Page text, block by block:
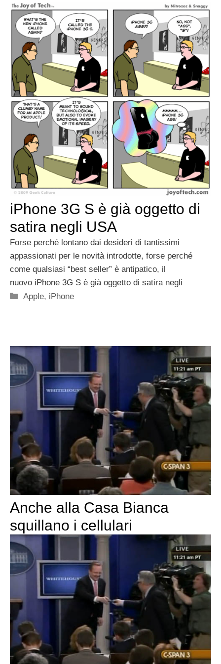
iPhone 3G S è già oggetto di
satira negli USA
Forse perché lontano dai desideri di tantissimi
appassionati per le novità introdotte, forse perché
come qualsiasi “best seller” è antipatico, il
nuovo iPhone 3G S è già oggetto di satira negli
Categorie
Apple, iPhone
Anche alla Casa Bianca
squillano i cellulari